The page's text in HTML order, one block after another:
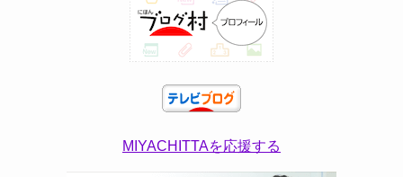
MIYACHITTAを応援する